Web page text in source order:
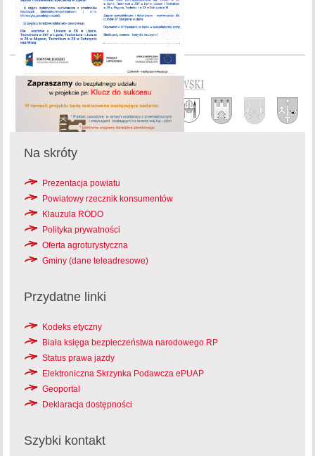
Na skróty
Prezentacja powiatu
Powiatowy rzecznik konsumentów
Klauzula RODO
Polityka prywatności
Oferta agroturystyczna
Gminy (dane teleadresowe)
Przydatne linki
Kodeks etyczny
Biała księga bezpieczeństwa narodowego RP
Status prawa jazdy
Elektroniczna Skrzynka Podawcza ePUAP
Geoportal
Deklaracja dostępności
Szybki kontakt